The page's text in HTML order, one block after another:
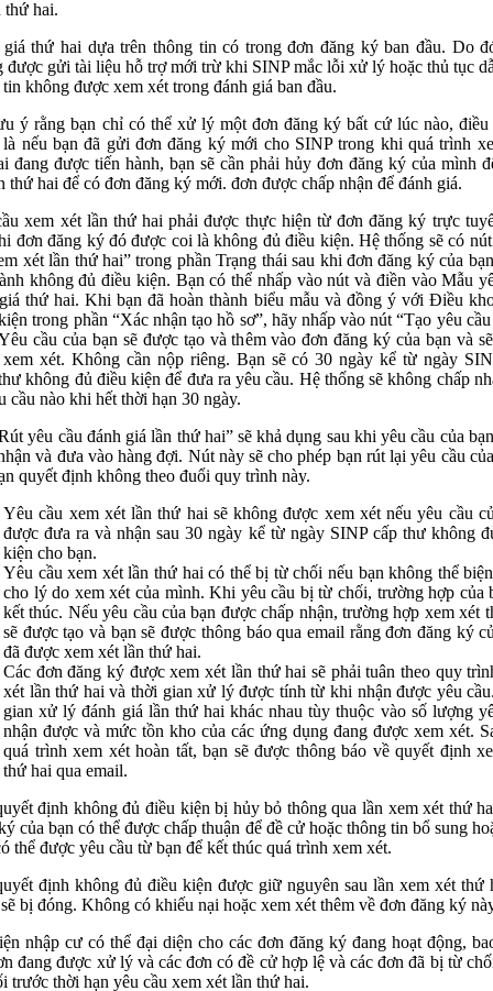
thứ hai.
thứ hai dựa trên thông tin có trong đơn đăng ký ban đầu. Do
được gửi tài liệu hỗ trợ mới trừ khi SINP mắc lỗi xử lý hoặc thủ tục
không được xem xét trong đánh giá ban đầu.
ý rằng bạn chỉ có thể xử lý một đơn đăng ký bất cứ lúc nào, điều
là nếu bạn đã gửi đơn đăng ký mới cho SINP trong khi quá trình
đang được tiến hành, bạn sẽ cần phải hủy đơn đăng ký của mình
thứ hai để có đơn đăng ký mới. đơn được chấp nhận để đánh giá.
xem xét lần thứ hai phải được thực hiện từ đơn đăng ký trực
đơn đăng ký đó được coi là không đủ điều kiện. Hệ thống sẽ có
xét lần thứ hai” trong phần Trạng thái sau khi đơn đăng ký của
không đủ điều kiện. Bạn có thể nhấp vào nút và điền vào Mẫu
thứ hai. Khi bạn đã hoàn thành biểu mẫu và đồng ý với Điều
trong phần “Xác nhận tạo hồ sơ”, hãy nhấp vào nút “Tạo yêu
cầu của bạn sẽ được tạo và thêm vào đơn đăng ký của bạn và
xét. Không cần nộp riêng. Bạn sẽ có 30 ngày kể từ ngày
không đủ điều kiện để đưa ra yêu cầu. Hệ thống sẽ không chấp
cầu nào khi hết thời hạn 30 ngày.
yêu cầu đánh giá lần thứ hai” sẽ khả dụng sau khi yêu cầu của
và đưa vào hàng đợi. Nút này sẽ cho phép bạn rút lại yêu cầu
quyết định không theo đuổi quy trình này.
Yêu cầu xem xét lần thứ hai sẽ không được xem xét nếu yêu cầu
được đưa ra và nhận sau 30 ngày kể từ ngày SINP cấp thư không
kiện cho bạn.
Yêu cầu xem xét lần thứ hai có thể bị từ chối nếu bạn không thể
cho lý do xem xét của mình. Khi yêu cầu bị từ chối, trường hợp của
kết thúc. Nếu yêu cầu của bạn được chấp nhận, trường hợp xem xét
sẽ được tạo và bạn sẽ được thông báo qua email rằng đơn đăng ký
đã được xem xét lần thứ hai.
Các đơn đăng ký được xem xét lần thứ hai sẽ phải tuân theo quy
xét lần thứ hai và thời gian xử lý được tính từ khi nhận được yêu
gian xử lý đánh giá lần thứ hai khác nhau tùy thuộc vào số lượng
nhận được và mức tồn kho của các ứng dụng đang được xem xét.
quá trình xem xét hoàn tất, bạn sẽ được thông báo về quyết định
thứ hai qua email.
định không đủ điều kiện bị hủy bỏ thông qua lần xem xét thứ
của bạn có thể được chấp thuận để đề cử hoặc thông tin bổ sung
thể được yêu cầu từ bạn để kết thúc quá trình xem xét.
định không đủ điều kiện được giữ nguyên sau lần xem xét thứ
bị đóng. Không có khiếu nại hoặc xem xét thêm về đơn đăng ký
nhập cư có thể đại diện cho các đơn đăng ký đang hoạt động,
đang được xử lý và các đơn có đề cử hợp lệ và các đơn đã bị từ
trước thời hạn yêu cầu xem xét lần thứ hai.